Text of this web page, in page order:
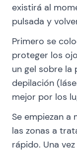
existirá al
pulsada y
Primero se
proteger los
un gel sobre la
depilación
mejor por los
Se empiezan a
las zonas a
rápido. Una